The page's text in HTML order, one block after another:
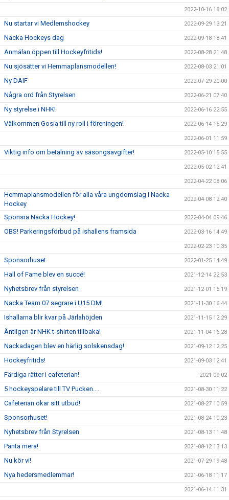
2022-10-16 18:02
Nu startar vi Medlemshockey 2022-09-29 13:21
Nacka Hockeys dag 2022-09-18 18:41
Anmälan öppen till Hockeyfritids! 2022-08-28 21:48
Nu sjösätter vi Hemmaplansmodellen! 2022-08-03 21:01
Ny DAIF 2022-07-29 20:00
Några ord från Styrelsen 2022-06-21 07:40
Ny styrelse i NHK! 2022-06-16 22:55
Välkommen Gosia till ny roll i föreningen! 2022-06-14 15:29
2022-06-01 11:59
Viktig info om betalning av säsongsavgifter! 2022-05-10 15:55
2022-05-02 12:41
2022-04-22 08:06
Hemmaplansmodellen för alla våra ungdomslag i Nacka
Hockey
2022-04-08 12:40
Sponsra Nacka Hockey! 2022-04-04 09:46
OBS! Parkeringsförbud på ishallens framsida 2022-03-16 14:49
2022-02-23 10:35
Sponsorhuset 2022-01-25 14:49
Hall of Fame blev en succé! 2021-12-14 22:53
Nyhetsbrev från styrelsen 2021-12-01 15:19
Nacka Team 07 segrare i U15 DM! 2021-11-30 16:44
Ishallarna blir kvar på Järlahöjden 2021-11-15 12:29
Äntligen är NHK t-shirten tillbaka! 2021-11-04 16:28
Nackadagen blev en härlig solskensdag! 2021-09-12 12:25
Hockeyfritids! 2021-09-03 12:41
Färdiga rätter i cafeterian! 2021-09-02
5 hockeyspelare till TV Pucken.... 2021-08-30 11:22
Cafeterian ökar sitt utbud! 2021-08-27 10:59
Sponsorhuset! 2021-08-24 10:23
Nyhetsbrev från Styrelsen 2021-08-13 11:48
Panta mera! 2021-08-12 13:13
Nu kör vi! 2021-07-29 19:48
Nya hedersmedlemmar! 2021-06-18 11:17
2021-06-14 11:31